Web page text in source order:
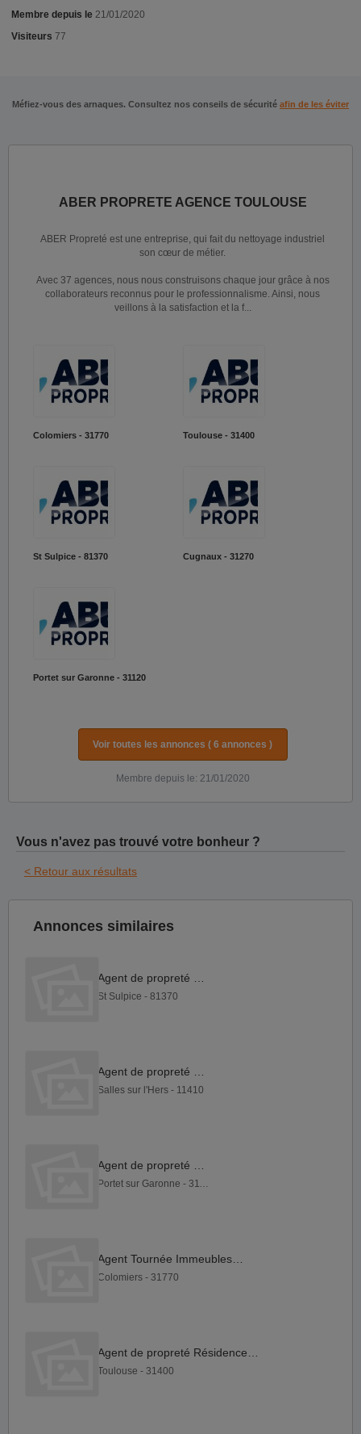
Membre depuis le 21/01/2020
Visiteurs 77
Méfiez-vous des arnaques. Consultez nos conseils de sécurité afin de les éviter
ABER PROPRETE AGENCE TOULOUSE
ABER Propreté est une entreprise, qui fait du nettoyage industriel
son cœur de métier.
Avec 37 agences, nous nous construisons chaque jour grâce à nos
collaborateurs reconnus pour le professionnalisme. Ainsi, nous
veillons à la satisfaction et la f...
Colomiers - 31770 Toulouse - 31400
St Sulpice - 81370 Cugnaux - 31270
Portet sur Garonne - 31120
Voir toutes les annonces ( 6 annonces )
Membre depuis le: 21/01/2020
Vous n'avez pas trouvé votre bonheur ?
< Retour aux résultats
Annonces similaires
St Sulpice - 81370
Salles sur l'Hers - 11410
Portet sur Garonne - 31120
Colomiers - 31770
Toulouse - 31400